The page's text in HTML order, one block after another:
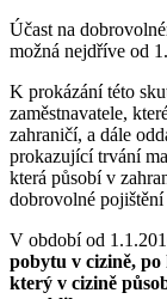
Účast na
možná nejdříve od
K prokázání této
zaměstnavatele,
zahraničí, a dále
prokazující trvání
která působí v
dobrovolné
V období od
pobytu v cizině, po
který v cizině